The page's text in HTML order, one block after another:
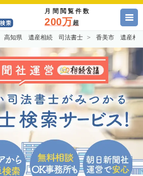
月間閲覧件数
200万超
高知県 遺産相続 司法書士 香美市 遺産相